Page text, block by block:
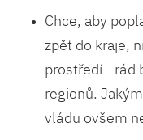
Chce, aby
zpět do kraje,
prostředí - rád
regionů.
vládu ovšem